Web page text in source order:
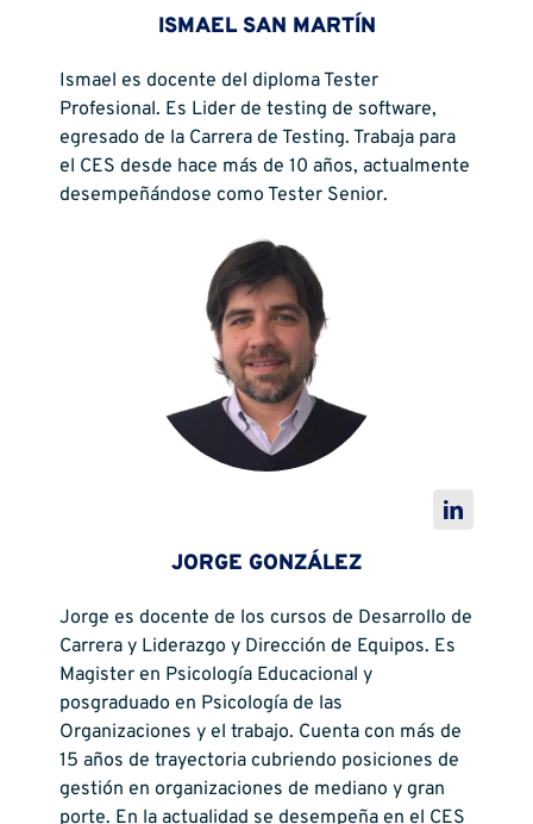
ISMAEL SAN MARTÍN
Ismael es docente del diploma Tester
Profesional. Es Lider de testing de software,
egresado de la Carrera de Testing. Trabaja para
el CES desde hace más de 10 años, actualmente
desempeñándose como Tester Senior.
JORGE GONZÁLEZ
Jorge es docente de los cursos de Desarrollo de
Carrera y Liderazgo y Dirección de Equipos. Es
Magister en Psicología Educacional y
posgraduado en Psicología de las
Organizaciones y el trabajo. Cuenta con más de
15 años de trayectoria cubriendo posiciones de
gestión en organizaciones de mediano y gran
porte. En la actualidad se desempeña en el CES